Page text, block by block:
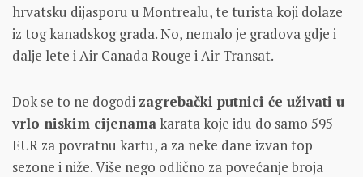
hrvatsku dijasporu u Montrealu, te turista koji dolaze
iz tog kanadskog grada. No, nemalo je gradova gdje i
dalje lete i Air Canada Rouge i Air Transat.
Dok se to ne dogodi zagrebački putnici će uživati u
vrlo niskim cijenamakarata koje idu do samo 595
EUR za povratnu kartu, a za neke dane izvan top
sezone i niže. Više nego odlično za povećanje broja